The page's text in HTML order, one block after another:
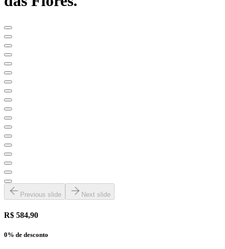
Previous slide Next slide
R$ 584,90
0% de desconto